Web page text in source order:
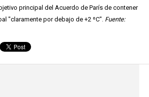
principal del Acuerdo de París de contener
"claramente por debajo de +2 ºC". Fuente: